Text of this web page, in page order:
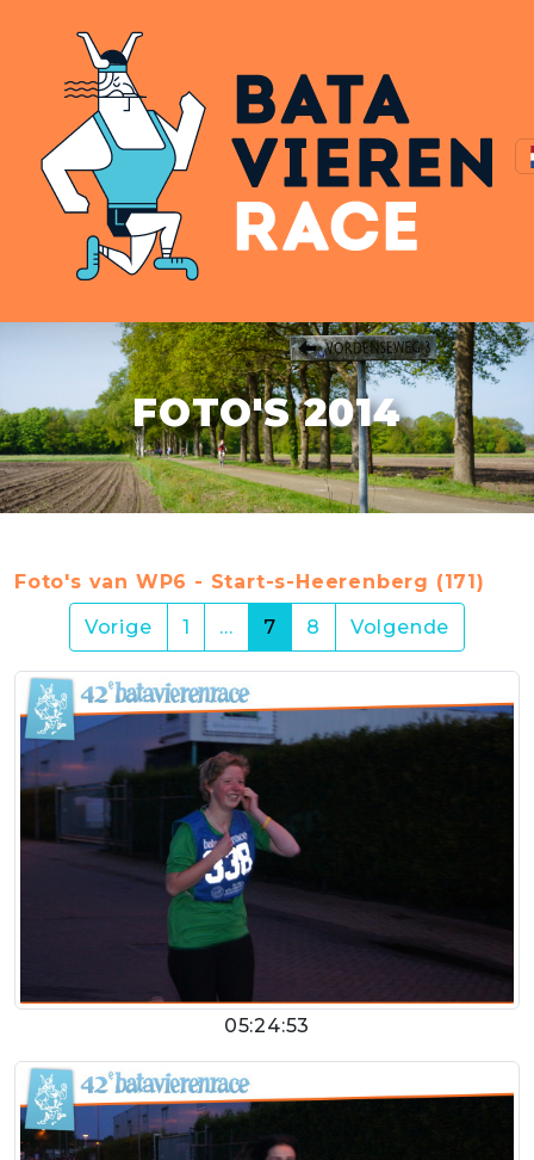
FOTO'S 2014
Foto's van WP6 - Start-s-Heerenberg (171)
Vorige
1 … 7 (current)
8 Volgende
05:24:53